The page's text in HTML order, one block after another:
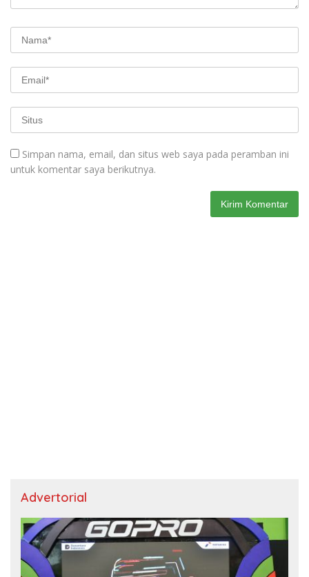
Simpan nama, email, dan situs web saya pada peramban ini
untuk komentar saya berikutnya.
Advertorial